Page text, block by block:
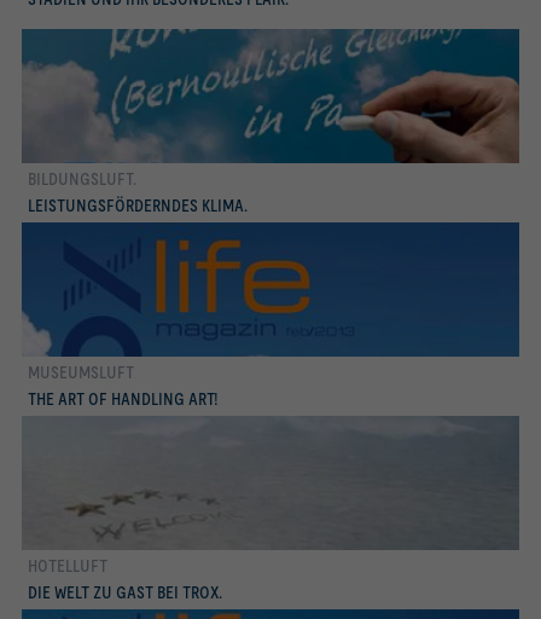
BILDUNGSLUFT.
LEISTUNGSFÖRDERNDES KLIMA.
mehr erfahren
MUSEUMSLUFT
THE ART OF HANDLING ART!
TROX life Magazin feb/2013
HOTELLUFT
DIE WELT ZU GAST BEI TROX.
TROX life Magazin sep/2011